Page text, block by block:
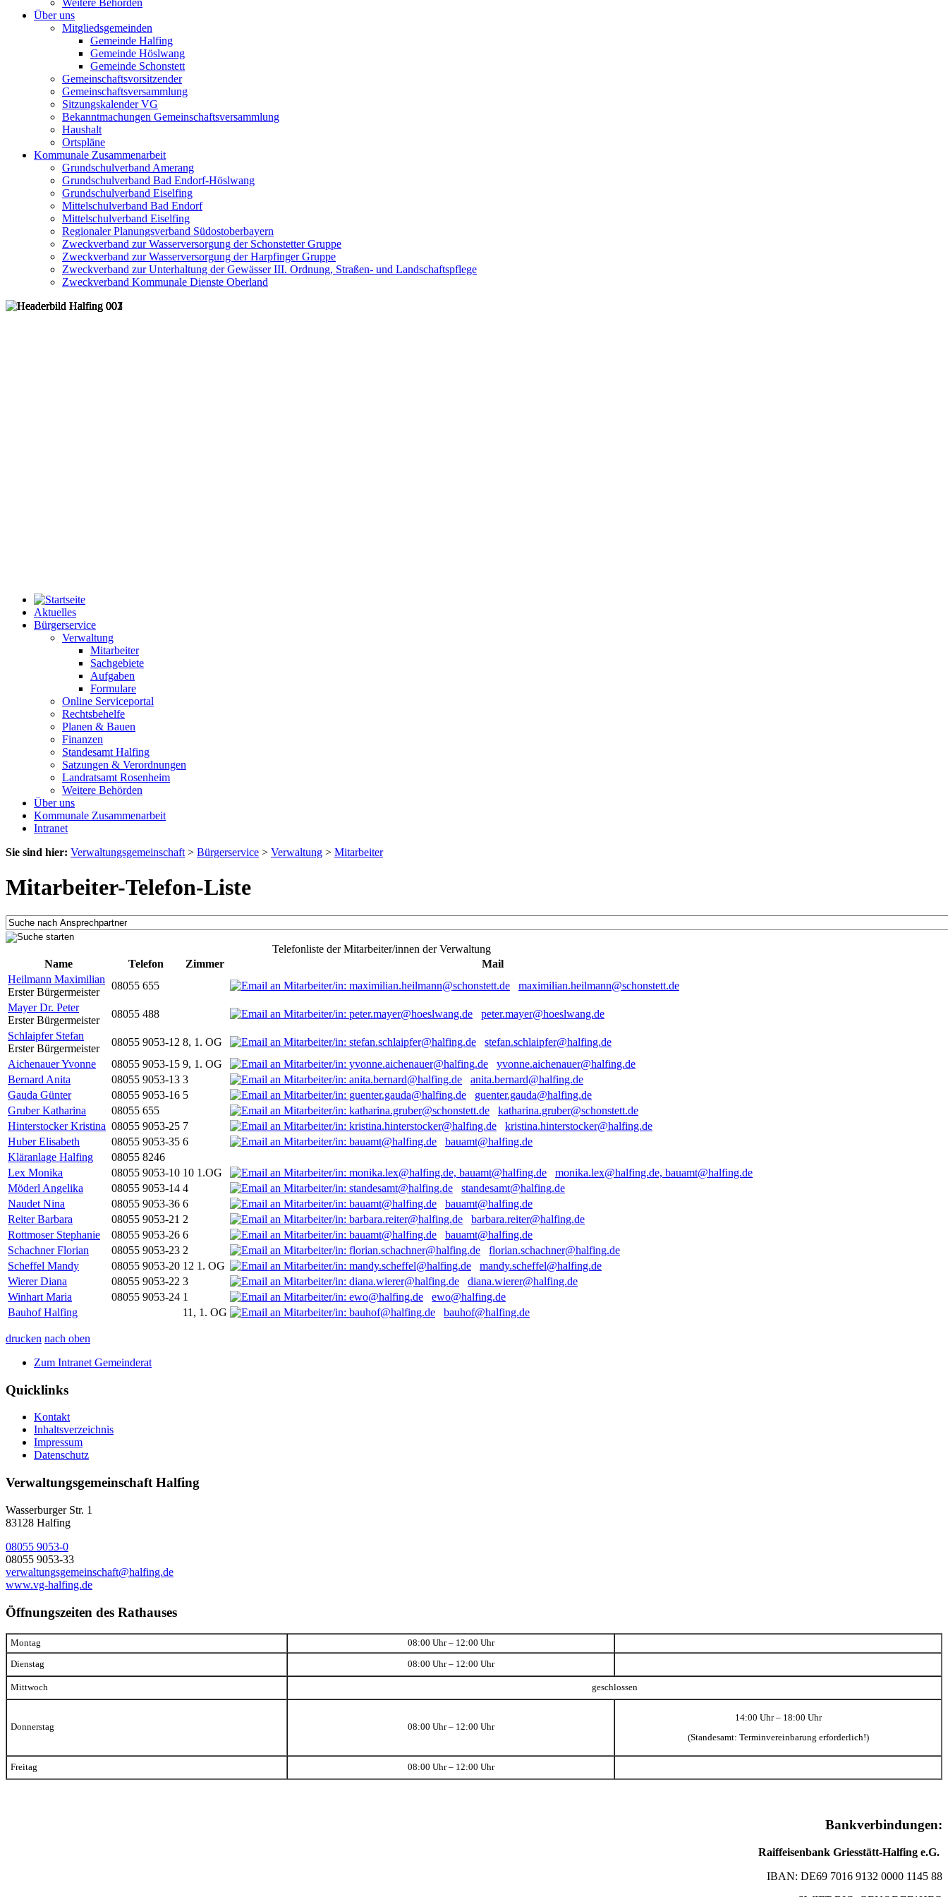
Weitere Behörden
Über uns
Mitgliedsgemeinden
Gemeinde Halfing
Gemeinde Höslwang
Gemeinde Schonstett
Gemeinschaftsvorsitzender
Gemeinschaftsversammlung
Sitzungskalender VG
Bekanntmachungen Gemeinschaftsversammlung
Haushalt
Ortspläne
Kommunale Zusammenarbeit
Grundschulverband Amerang
Grundschulverband Bad Endorf-Höslwang
Grundschulverband Eiselfing
Mittelschulverband Bad Endorf
Mittelschulverband Eiselfing
Regionaler Planungsverband Südostoberbayern
Zweckverband zur Wasserversorgung der Schonstetter Gruppe
Zweckverband zur Wasserversorgung der Harpfinger Gruppe
Zweckverband zur Unterhaltung der Gewässer III. Ordnung, Straßen- und Landschaftspflege
Zweckverband Kommunale Dienste Oberland
Aktuelles
Bürgerservice
Verwaltung
Mitarbeiter
Sachgebiete
Aufgaben
Formulare
Online Serviceportal
Rechtsbehelfe
Planen & Bauen
Finanzen
Standesamt Halfing
Satzungen & Verordnungen
Landratsamt Rosenheim
Weitere Behörden
Über uns
Kommunale Zusammenarbeit
Intranet
Sie sind hier: Verwaltungsgemeinschaft > Bürgerservice > Verwaltung > Mitarbeiter
Mitarbeiter-Telefon-Liste
Telefonliste der Mitarbeiter/innen der Verwaltung
Name
Telefon Zimmer
Mail
Heilmann Maximilian
Erster Bürgermeister
08055 655
maximilian.heilmann@schonstett.de
Mayer Dr. Peter
Erster Bürgermeister
08055 488
peter.mayer@hoeslwang.de
Schlaipfer Stefan
Erster Bürgermeister
08055 9053-12 8, 1. OG
stefan.schlaipfer@halfing.de
Aichenauer Yvonne
08055 9053-15 9, 1. OG
yvonne.aichenauer@halfing.de
Bernard Anita
08055 9053-13 3
anita.bernard@halfing.de
Gauda Günter
08055 9053-16 5
guenter.gauda@halfing.de
Gruber Katharina
08055 655
katharina.gruber@schonstett.de
Hinterstocker Kristina 08055 9053-25 7
kristina.hinterstocker@halfing.de
Huber Elisabeth
08055 9053-35 6
bauamt@halfing.de
Kläranlage Halfing
08055 8246
Lex Monika
08055 9053-10 10 1.OG
monika.lex@halfing.de, bauamt@halfing.de
Möderl Angelika
08055 9053-14 4
standesamt@halfing.de
Naudet Nina
08055 9053-36 6
bauamt@halfing.de
Reiter Barbara
08055 9053-21 2
barbara.reiter@halfing.de
Rottmoser Stephanie
08055 9053-26 6
bauamt@halfing.de
Schachner Florian
08055 9053-23 2
florian.schachner@halfing.de
Scheffel Mandy
08055 9053-20 12 1. OG
mandy.scheffel@halfing.de
Wierer Diana
08055 9053-22 3
diana.wierer@halfing.de
Winhart Maria
08055 9053-24 1
ewo@halfing.de
Bauhof Halfing
11, 1. OG bauhof@halfing.de
drucken nach oben
Zum Intranet Gemeinderat
Quicklinks
Kontakt
Inhaltsverzeichnis
Impressum
Datenschutz
Verwaltungsgemeinschaft Halfing
Wasserburger Str. 1
83128 Halfing
08055 9053-0
08055 9053-33
verwaltungsgemeinschaft@halfing.de
www.vg-halfing.de
Öffnungszeiten des Rathauses
Montag 08:00 Uhr – 12:00 Uhr
Dienstag 08:00 Uhr – 12:00 Uhr
Mittwoch geschlossen
Donnerstag 08:00 Uhr – 12:00 Uhr
14:00 Uhr – 18:00 Uhr
(Standesamt: Terminvereinbarung erforderlich!)
Freitag 08:00 Uhr – 12:00 Uhr
Bankverbindungen:
Raiffeisenbank Griesstätt-Halfing e.G.
IBAN: DE69 7016 9132 0000 1145 88